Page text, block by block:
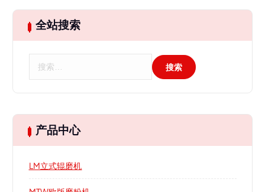
全站搜索
产品中心
LM立式辊磨机